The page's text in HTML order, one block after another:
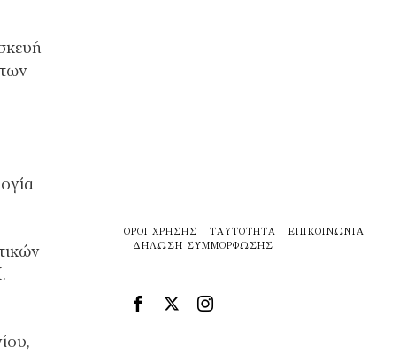
ΌΡΟΙ ΧΡΉΣΗΣ ΤΑΥΤΌΤΗΤΑ
ΕΠΙΚΟΙΝΩΝΊΑ
ΔΉΛΩΣΗ ΣΥΜΜΌΡΦΩΣΗΣ